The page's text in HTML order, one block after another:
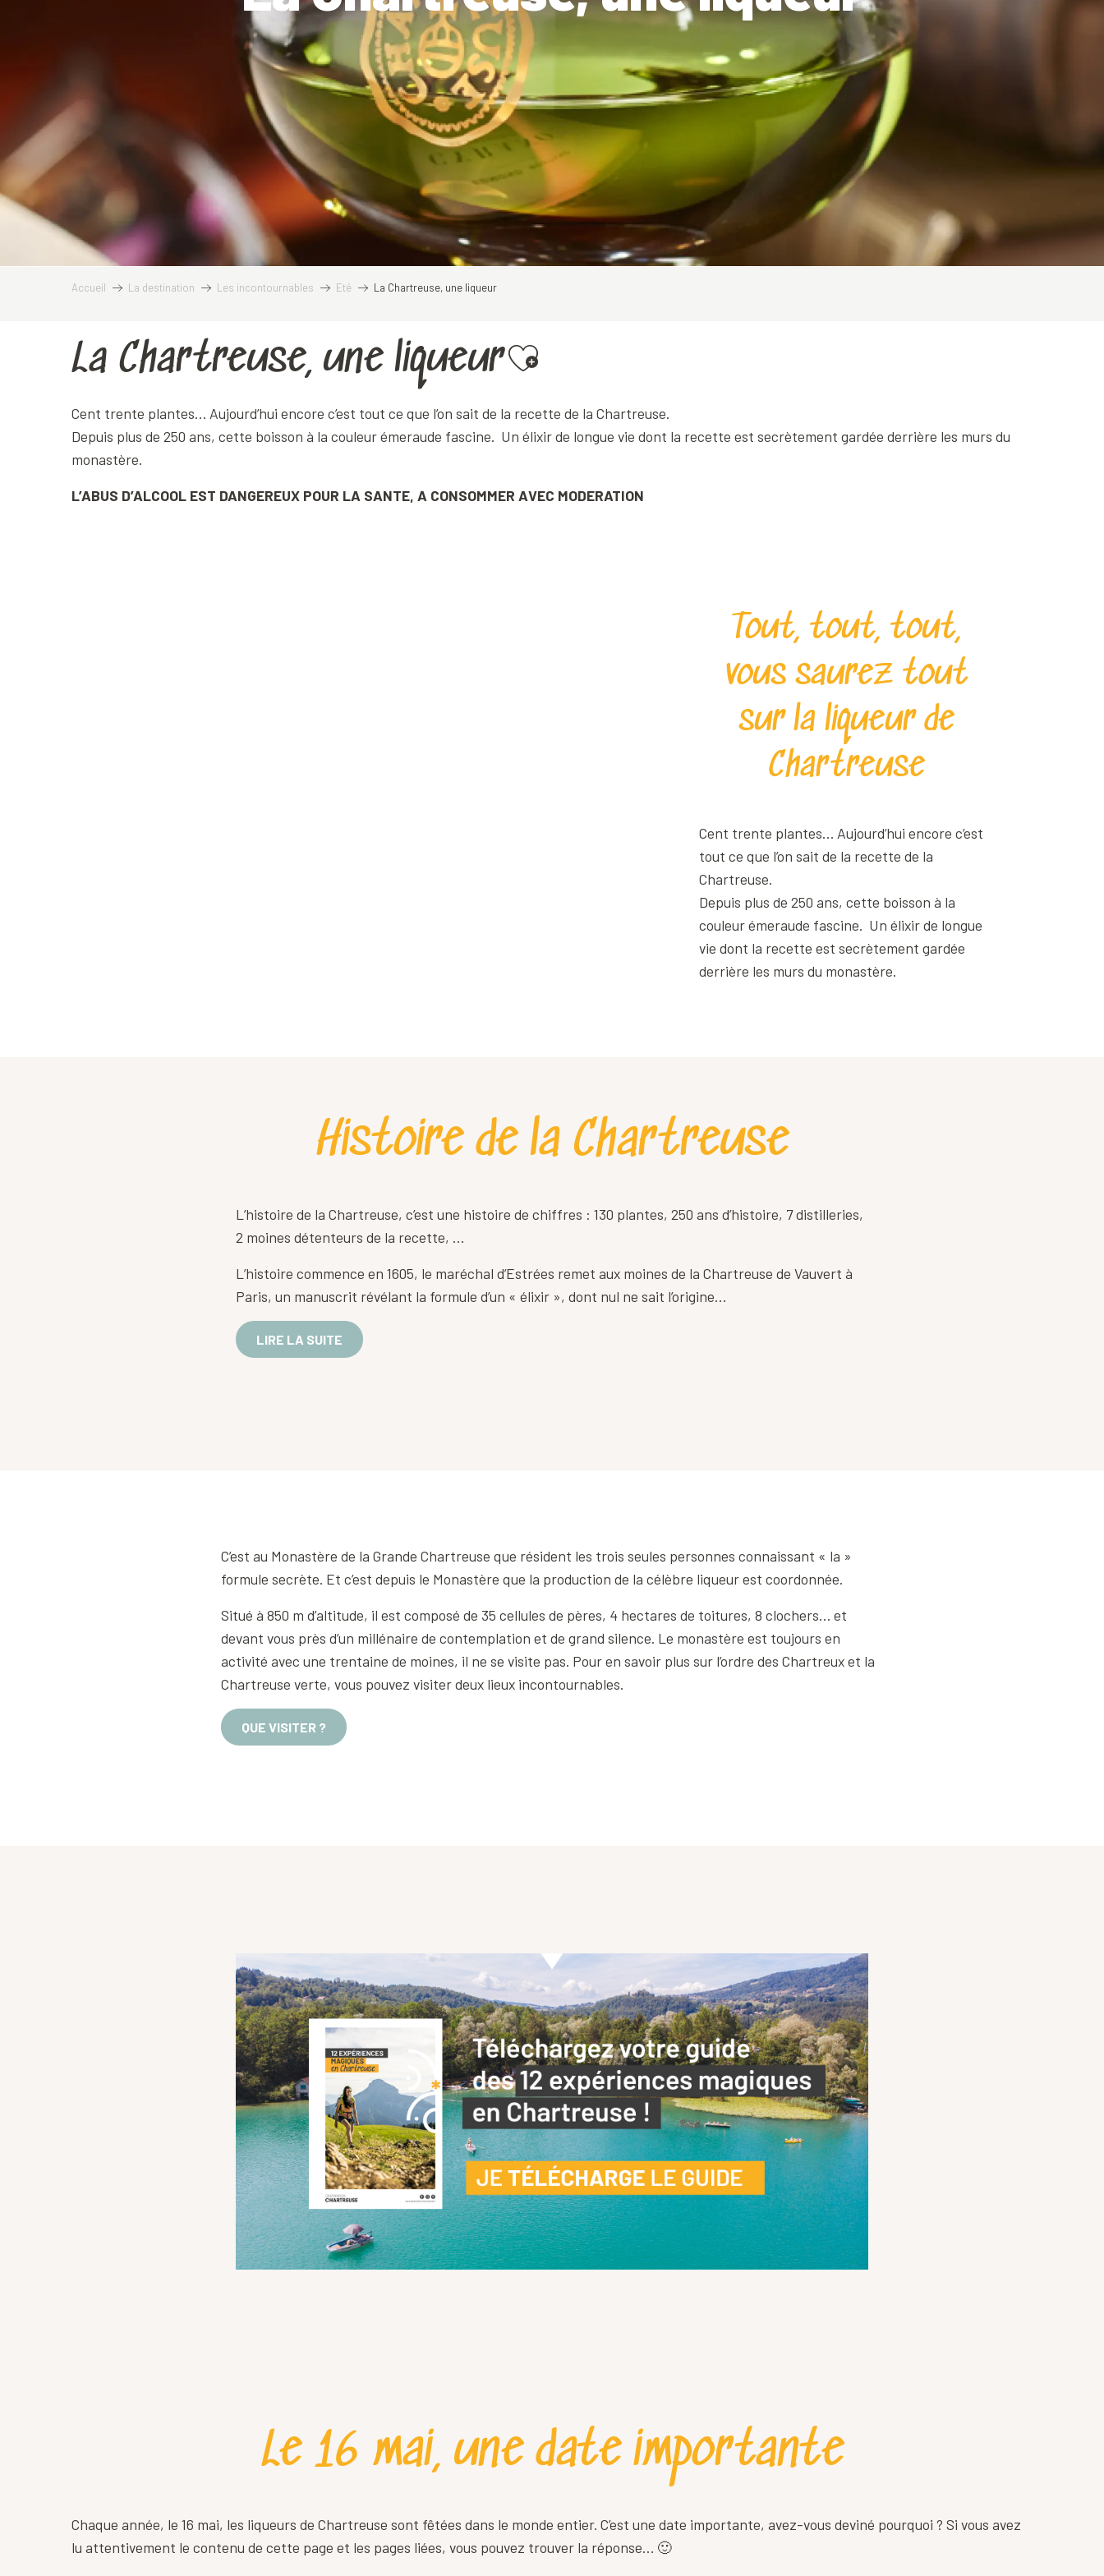
Accueil La destination Les incontournables Eté La Chartreuse, une liqueur
La Chartreuse, une liqueur Ajouter aux favoris
Cent trente plantes… Aujourd’hui encore c’est tout ce que l’on sait de la recette de la Chartreuse.
Depuis plus de 250 ans, cette boisson à la couleur émeraude fascine. Un élixir de longue vie dont la recette est secrètement gardée derrière les murs du
monastère.
L’ABUS D’ALCOOL EST DANGEREUX POUR LA SANTE, A CONSOMMER AVEC MODERATION
Tout, tout, tout,
vous saurez tout
sur la liqueur de
Chartreuse
Cent trente plantes… Aujourd’hui encore c’est
tout ce que l’on sait de la recette de la
Chartreuse.
Depuis plus de 250 ans, cette boisson à la
couleur émeraude fascine. Un élixir de longue
vie dont la recette est secrètement gardée
derrière les murs du monastère.
Histoire de la Chartreuse
L’histoire de la Chartreuse, c’est une histoire de chiffres : 130 plantes, 250 ans d’histoire, 7 distilleries,
2 moines détenteurs de la recette, …
L’histoire commence en 1605, le maréchal d’Estrées remet aux moines de la Chartreuse de Vauvert à
Paris, un manuscrit révélant la formule d’un « élixir », dont nul ne sait l’origine…
LIRE LA SUITE
C’est au Monastère de la Grande Chartreuse que résident les trois seules personnes connaissant « la »
formule secrète. Et c’est depuis le Monastère que la production de la célèbre liqueur est coordonnée.
Situé à 850 m d’altitude, il est composé de 35 cellules de pères, 4 hectares de toitures, 8 clochers… et
devant vous près d’un millénaire de contemplation et de grand silence. Le monastère est toujours en
activité avec une trentaine de moines, il ne se visite pas. Pour en savoir plus sur l’ordre des Chartreux et la
Chartreuse verte, vous pouvez visiter deux lieux incontournables.
QUE VISITER ?
Le 16 mai, une date importante
Chaque année, le 16 mai, les liqueurs de Chartreuse sont fêtées dans le monde entier. C’est une date importante, avez-vous deviné pourquoi ? Si vous avez
lu attentivement le contenu de cette page et les pages liées, vous pouvez trouver la réponse… 🙂